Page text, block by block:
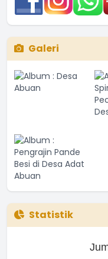
Galeri
Statistik
Bar chart with 0 bars.